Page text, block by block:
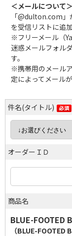
＜メールについて＞
「@dulton.com
を受信リストに追
※フリーメール（
迷惑メールフォル
す。
※携帯用のメール
定によってメール
件名(タイトル)
オーダーＩＤ
商品名
BLUE-FOOTED
（BLUE-FOOTED